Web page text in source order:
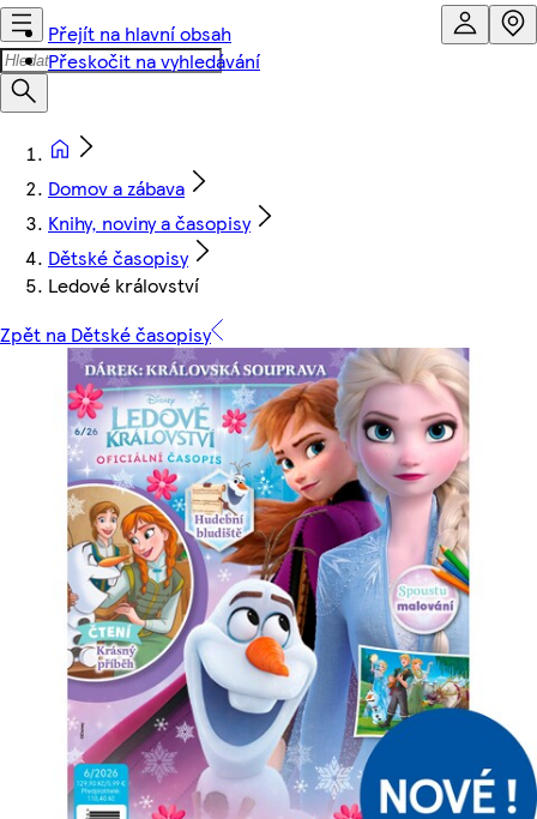
Přejít na hlavní obsah
Přeskočit na vyhledávání
Domov a zábava
Knihy, noviny a časopisy
Dětské časopisy
Ledové království
Zpět na Dětské časopisy